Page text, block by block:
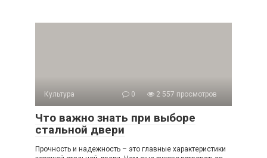
Культура 0 2 557 просмотров
Что важно знать при выборе
стальной двери
Прочность и надежность – это главные характеристики